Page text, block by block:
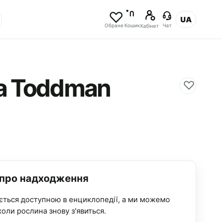
Обране Кошик Кабінет Чат
UA
Toddman ♡
надходження
доступною в енциклопедії, а ми можемо
рослина знову з'явиться.